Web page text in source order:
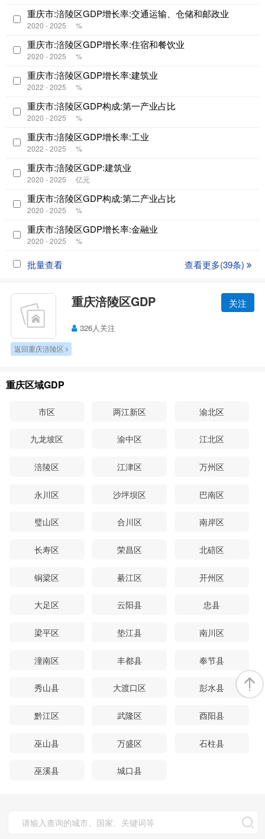
重庆市:涪陵区GDP增长率:交通运输、仓储和邮政业
2020 - 2025 %
重庆市:涪陵区GDP增长率:住宿和餐饮业
2020 - 2025 %
重庆市:涪陵区GDP增长率:建筑业
2022 - 2025 %
重庆市:涪陵区GDP构成:第一产业占比
2020 - 2025 %
重庆市:涪陵区GDP增长率:工业
2022 - 2025 %
重庆市:涪陵区GDP:建筑业
2020 - 2025 亿元
重庆市:涪陵区GDP构成:第二产业占比
2020 - 2025 %
重庆市:涪陵区GDP增长率:金融业
2020 - 2025 %
批量查看 查看更多(39条)
重庆涪陵区GDP 关注
326人关注
返回重庆涪陵区
重庆区域GDP
市区 两江新区 渝北区
九龙坡区 渝中区 江北区
涪陵区 江津区 万州区
永川区 沙坪坝区 巴南区
璧山区 合川区 南岸区
长寿区 荣昌区 北碚区
铜梁区 綦江区 开州区
大足区 云阳县 忠县
梁平区 垫江县 南川区
潼南区 丰都县 奉节县
秀山县 大渡口区 彭水县
黔江区 武隆区 酉阳县
巫山县 万盛区 石柱县
巫溪县 城口县